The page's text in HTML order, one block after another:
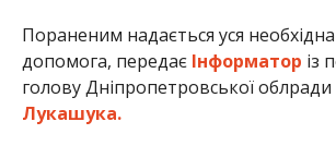
Пораненим надається уся
допомога, передає Інформатор із
голову Дніпропетровської облради
Лукашука.